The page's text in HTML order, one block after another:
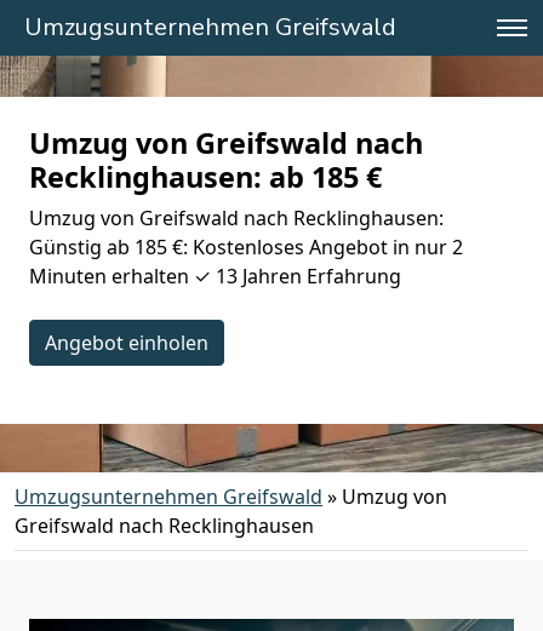
Umzugsunternehmen Greifswald
Umzug von Greifswald nach
Recklinghausen: ab 185 €
Umzug von Greifswald nach Recklinghausen:
Günstig ab 185 €: Kostenloses Angebot in nur 2
Minuten erhalten ✓ 13 Jahren Erfahrung
Angebot einholen
Umzugsunternehmen Greifswald » Umzug von
Greifswald nach Recklinghausen